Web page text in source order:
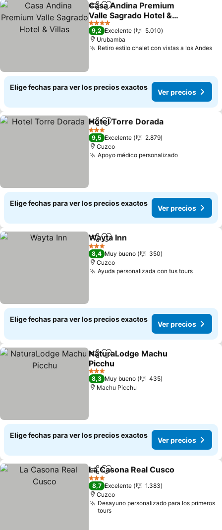
CompartirAgregar a favoritos
Casa Andina Premium
Valle Sagrado Hotel &
Villas
Ver precios
4 Estrellas
9,2 Excelente
5.010
Urubamba
Retiro estilo chalet con vistas a los Andes
Elige fechas para ver los precios exactos
Ver precios
CompartirAgregar a favoritos
Hotel Torre Dorada
3 Estrellas
9,5 Excelente
2.879
Cuzco
Apoyo médico personalizadoVer precios
Elige fechas para ver los precios exactos
Ver precios
CompartirAgregar a favoritos
Wayta Inn
3 Estrellas
8,4 Muy bueno
350
Cuzco
Ayuda personalizada con tus toursVer
Elige fechas para ver los precios exactos
Ver precios
CompartirAgregar a favoritos
NaturaLodge Machu
Picchu
Ver precios
3 Estrellas
8,3 Muy bueno
435
Machu Picchu
Elige fechas para ver los precios exactos
Ver precios
CompartirAgregar a favoritos
La Casona Real Cusco
3 Estrellas
8,7 Excelente
1.383
Cuzco
Desayuno personalizado para los primeros
tours